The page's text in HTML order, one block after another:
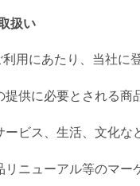
扱い
用にあたり、当社に
提供に必要とされる商
ービス、生活、文化
リニューアル等のマー